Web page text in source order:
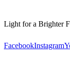
Light for a Brighter
FacebookInstagram